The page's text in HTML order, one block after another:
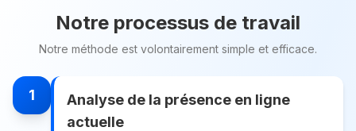
Notre processus de travail
Notre méthode est volontairement simple et efficace.
1
Analyse de la présence en ligne
actuelle